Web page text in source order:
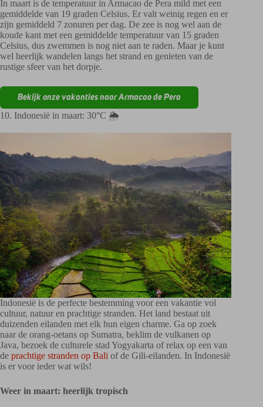
In maart is de temperatuur in Armacao de Pera mild met een
gemiddelde van 19 graden Celsius. Er valt weinig regen en er
zijn gemiddeld 7 zonuren per dag. De zee is nog wel aan de
koude kant met een gemiddelde temperatuur van 15 graden
Celsius, dus zwemmen is nog niet aan te raden. Maar je kunt
wel heerlijk wandelen langs het strand en genieten van de
rustige sfeer van het dorpje.
Bekijk onze vakanties naar Armacao de Pera
10. Indonesië in maart: 30°C 🌦️
Indonesië is de perfecte bestemming voor een vakantie vol
cultuur, natuur en prachtige stranden. Het land bestaat uit
duizenden eilanden met elk hun eigen charme. Ga op zoek
naar de orang-oetans op Sumatra, beklim de vulkanen op
Java, bezoek de culturele stad Yogyakarta of relax op een van
de prachtige stranden op Bali of de Gili-eilanden. In Indonesië
is er voor ieder wat wils!
Weer in maart: heerlijk tropisch